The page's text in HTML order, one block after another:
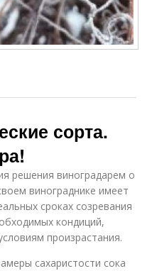
сорта.
решения виноградарем о
винограднике имеет
сроках созревания
кондиций,
произрастания.
сахаристости сока